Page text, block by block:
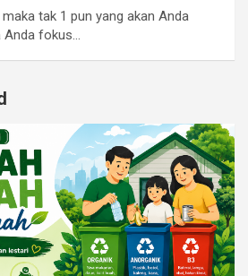
tak 1 pun yang akan Anda
Anda fokus…